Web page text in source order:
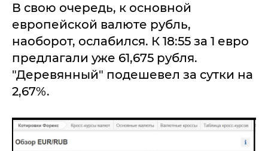
В свою очередь, к основной
европейской валюте рубль,
наоборот, ослабился. К 18:55 за 1 евро
предлагали уже 61,675 рубля.
"Деревянный" подешевел за сутки на
2,67%.